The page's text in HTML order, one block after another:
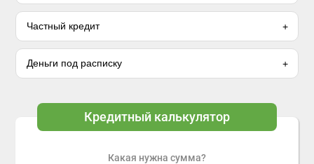
Частный кредит
Деньги под расписку
Кредитный калькулятор
Какая нужна сумма?